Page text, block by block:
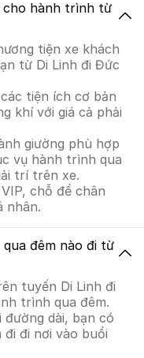
cho hành trình từ
tiện xe khách
từ Di Linh đi Đức
tiện ích cơ bản
khí với giá cả phải
giường phù hợp
vụ hành trình qua
trí trên xe.
chỗ để chân
nhân.
đêm nào đi từ
tuyến Di Linh đi
trình qua đêm.
dài, bạn có
đi nơi vào buổi